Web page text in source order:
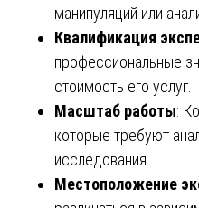
манипуляций или
Квалификация
профессиональные
стоимость его услуг.
Масштаб работы:
которые требуют
исследования.
Местоположение